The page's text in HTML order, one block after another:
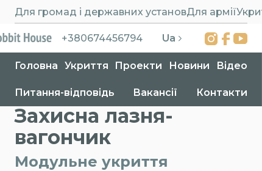
Для громад і державних установДля армії
+380674456794 Ua
Головна Укриття Проекти Новини Відео
Питання-відповідь Вакансії Контакти
Головна > Укриття > Захисна лазня-вагончик
Захисна лазня-
вагончик
Модульне укриття